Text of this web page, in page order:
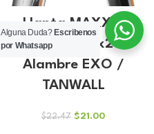
Llanta MAXXIS
Pursuer 700x28C
Alambre EXO /
TANWALL
$22.47 El
$21.00El
Alguna Duda? Escribenos
por Whatsapp